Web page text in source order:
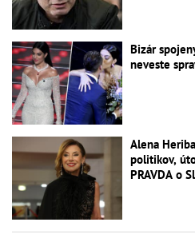
Bizár
neveste
Alena
politikov,
PRAVDA o